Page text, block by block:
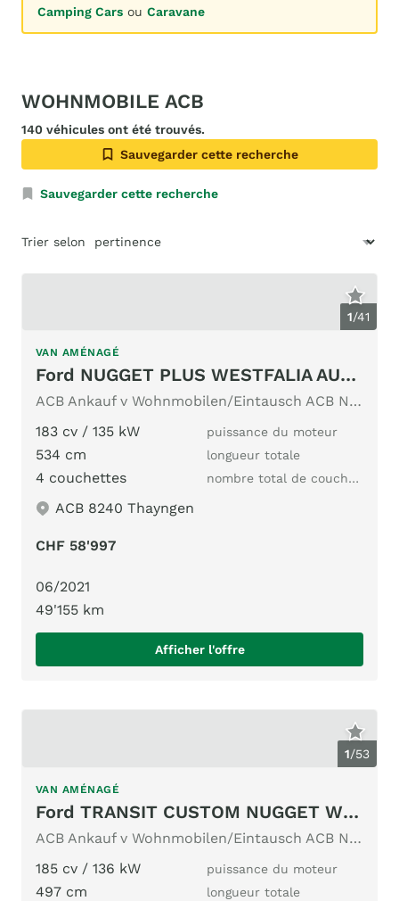
Camping Cars ou Caravane
WOHNMOBILE ACB
140 véhicules ont été trouvés.
Sauvegarder cette recherche
Sauvegarder cette recherche
Trier selon
1/41
VAN AMÉNAGÉ
Ford NUGGET PLUS WESTFALIA AUTOMAT
ACB Ankauf v Wohnmobilen/Eintausch ACB Nr.N-14 Boiler, AHK
183 cv / 135 kW
puissance du moteur
534 cm longueur totale
4 couchettes nombre total de couchages
ACB 8240 Thayngen
CHF 58'997
06/2021
49'155 km
Afficher l'offre
1/53
VAN AMÉNAGÉ
Ford TRANSIT CUSTOM NUGGET WESTFALIA AUTOMAT
ACB Ankauf v Wohnmobilen/Eintausch ACB Nr.N13 185PS ACC Cam
185 cv / 136 kW
puissance du moteur
497 cm longueur totale